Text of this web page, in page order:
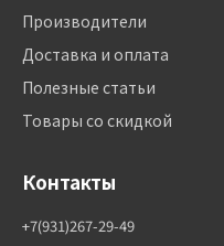
Производители
Доставка и оплата
Полезные статьи
Товары со скидкой
Контакты
+7(931)267-29-49